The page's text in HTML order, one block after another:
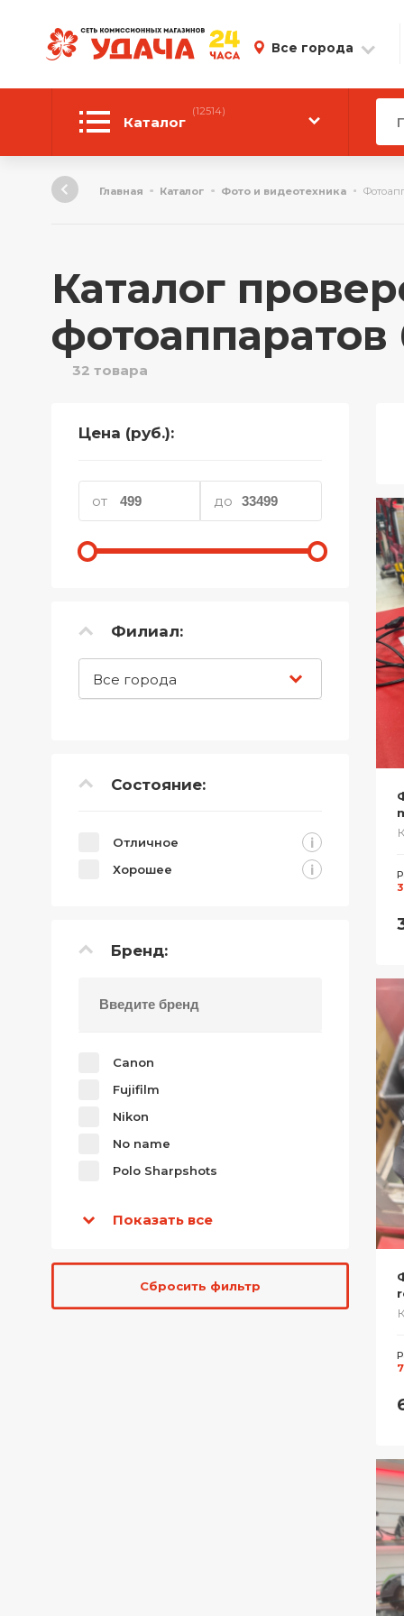
Все города
Каталог
(12514)
Автотовары
Компьютерная техника
Личные вещи
ТВ и Видео
Главная Каталог Фото и видеотехника
Каталог
32 товара
Цена (руб.):
от до
Филиал:
Все города
Состояние:
Отличное i
Хорошее i
Бренд:
Canon
Fujifilm
Nikon
No name
Polo Sharpshots
Показать все
Сбросить фильтр